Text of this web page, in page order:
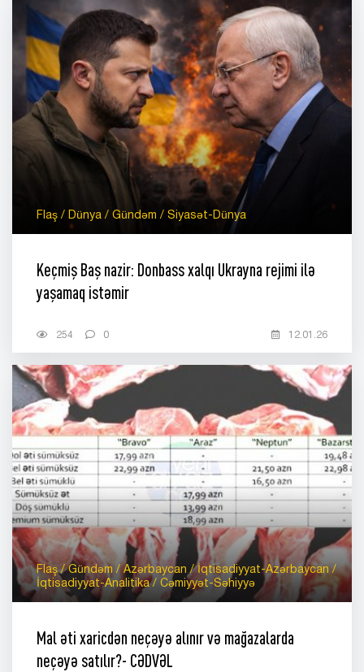
Flaş / Dünya / Gündəm / Siyasət-Dünya
Keçmiş Baş nazir: Donbass xalqı Ukrayna rejimi ilə
yaşamaq istəmir
254 0 12.01.26
Flaş / Gündəm / Azərbaycan / İqtisadiyyat-Azərbaycan /
İqtisadiyyat-Analitika / Cəmiyyət-Səhiyyə
Mal əti xaricdən neçəyə alınır və mağazalarda
neçəyə satılır?- CƏDVƏL